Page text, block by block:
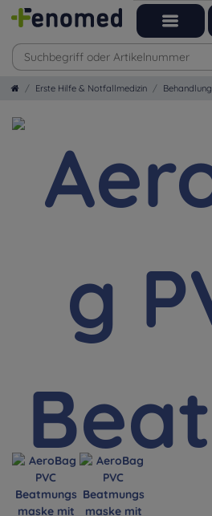
Erste Hilfe & Notfallmedizin Behandlung